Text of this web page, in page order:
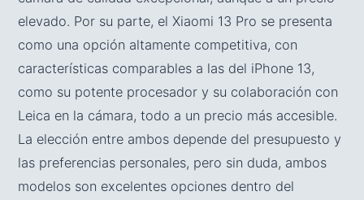
elevado. Por su parte, el Xiaomi 13 Pro se presenta
como una opción altamente competitiva, con
características comparables a las del iPhone 13,
como su potente procesador y su colaboración con
Leica en la cámara, todo a un precio más accesible.
La elección entre ambos depende del presupuesto y
las preferencias personales, pero sin duda, ambos
modelos son excelentes opciones dentro del